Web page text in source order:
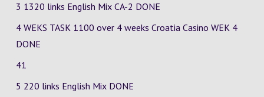
3 1320 links English Mix CA-2 DONE
4 WEKS TASK 1100 over 4 weeks Croatia Casino WEK 4
DONE
41
5 220 links English Mix DONE